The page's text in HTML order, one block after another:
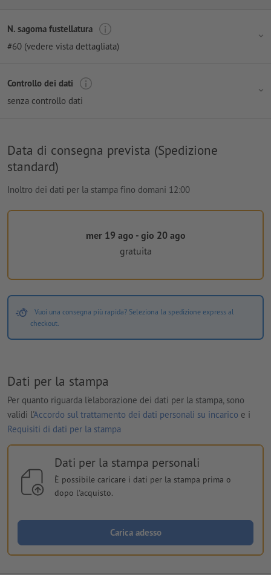
N. sagoma fustellatura
#60 (vedere vista dettagliata)
Controllo dei dati
senza controllo dati
Data di consegna prevista (Spedizione
standard)
Inoltro dei dati per la stampa fino domani 12:00
mer 19 ago - gio 20 ago
gratuita
Vuoi una consegna più rapida? Seleziona la spedizione express al
checkout.
Dati per la stampa
Per quanto riguarda l'elaborazione dei dati per la stampa, sono
validi l'Accordo sul trattamento dei dati personali su incarico e i
Requisiti di dati per la stampa
Dati per la stampa personali
È possibile caricare i dati per la stampa prima o
dopo l'acquisto.
Carica adesso